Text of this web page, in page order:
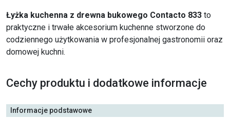
Łyżka kuchenna z drewna bukowego Contacto 833 to
praktyczne i trwałe akcesorium kuchenne stworzone do
codziennego użytkowania w profesjonalnej gastronomii oraz
domowej kuchni.
Cechy produktu i dodatkowe informacje
Informacje podstawowe